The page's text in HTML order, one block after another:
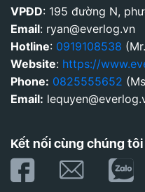
VPĐD: 195 đường N,
Email: ryan@everlog.vn
Hotline: 0919108538
Website: https://
Phone: 0825555652
Email:
Kết nối cùng chúng tôi